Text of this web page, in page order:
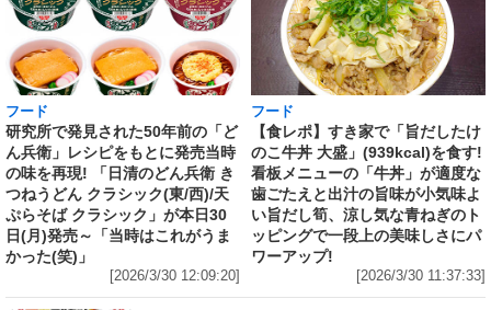
フード
研究所で発見された50年前の「ど
ん兵衛」レシピをもとに発売当時
の味を再現! 「日清のどん兵衛 き
つねうどん クラシック(東/西)/天
ぷらそば クラシック」が本日30
日(月)発売～「当時はこれがうま
かった(笑)」
[2026/3/30 12:09:20]
フード
【食レポ】すき家で「旨だしたけ
のこ牛丼 大盛」(939kcal)を食す!
看板メニューの「牛丼」が適度な
歯ごたえと出汁の旨味が小気味よ
い旨だし筍、涼し気な青ねぎのト
ッピングで一段上の美味しさにパ
ワーアップ!
[2026/3/30 11:37:33]